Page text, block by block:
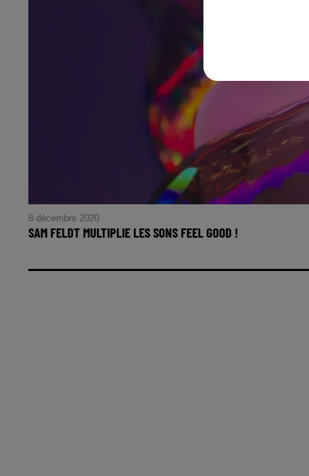
8 décembre 2020
SAM FELDT MULTIPLIE LES SONS FEEL GOOD !